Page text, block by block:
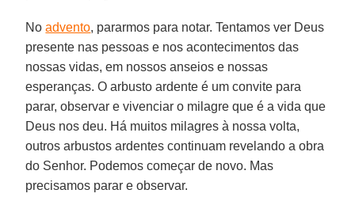
Noadvento, pararmos para notar. Tentamos ver Deus
presente nas pessoas e nos acontecimentos das
nossas vidas, em nossos anseios e nossas
esperanças. O arbusto ardente é um convite para
parar, observar e vivenciar o milagre que é a vida que
Deus nos deu. Há muitos milagres à nossa volta,
outros arbustos ardentes continuam revelando a obra
do Senhor. Podemos começar de novo. Mas
precisamos parar e observar.